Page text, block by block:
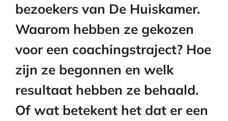
bezoekers van De Huiskamer.
Waarom hebben ze gekozen
voor een coachingstraject? Hoe
zijn ze begonnen en welk
resultaat hebben ze behaald.
Of wat betekent het dat er een